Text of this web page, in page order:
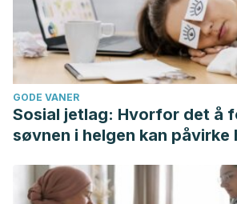
GODE VANER
Sosial jetlag: Hvorfor det å
søvnen i helgen kan påvirke